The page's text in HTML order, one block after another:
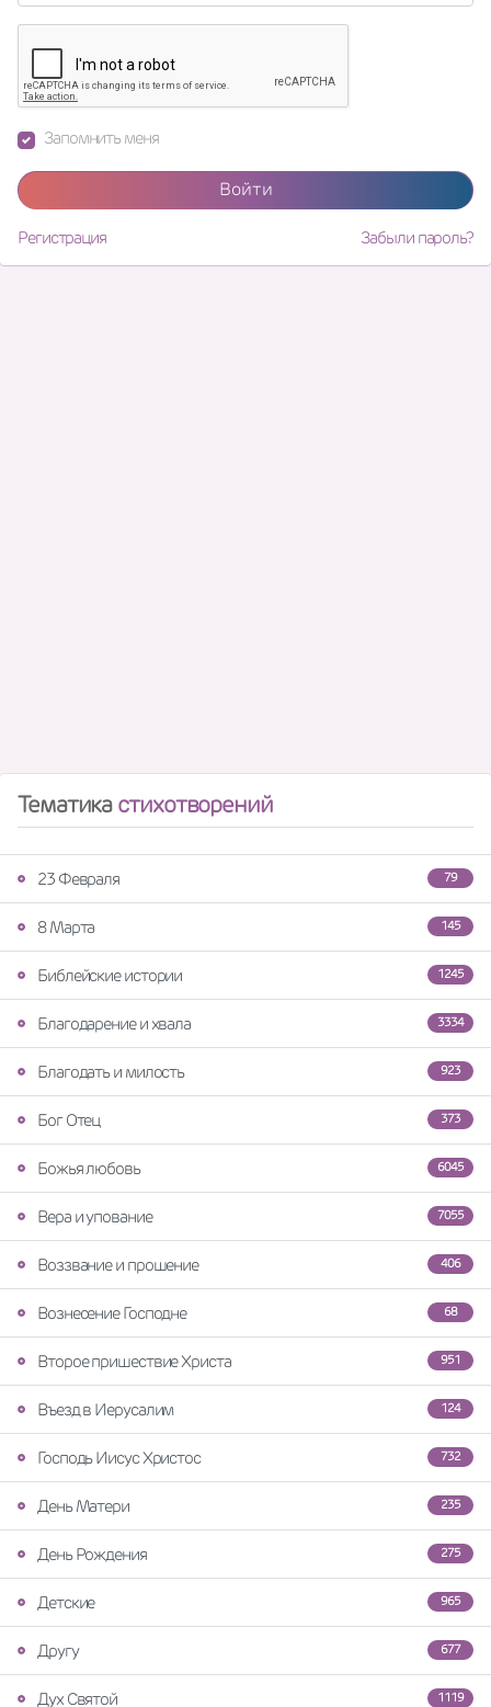
Запомнить меня
Войти
Регистрация Забыли пароль?
Тематикастихотворений
79
23 Февраля
145
8 Марта
1245
Библейские истории
3334
Благодарение и хвала
923
Благодать и милость
373
Бог Отец
6045
Божья любовь
7055
Вера и упование
406
Воззвание и прошение
68
Вознесение Господне
951
Второе пришествие Христа
124
Въезд в Иерусалим
732
Господь Иисус Христос
235
День Матери
275
День Рождения
965
Детские
677
Другу
1119
Дух Святой